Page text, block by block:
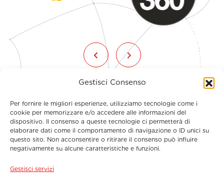
Gestisci Consenso
Per fornire le migliori esperienze, utilizziamo tecnologie come i
cookie per memorizzare e/o accedere alle informazioni del
dispositivo. Il consenso a queste tecnologie ci permetterà di
elaborare dati come il comportamento di navigazione o ID unici su
questo sito. Non acconsentire o ritirare il consenso può influire
negativamente su alcune caratteristiche e funzioni.
Gestisci servizi
Menu
Contatti